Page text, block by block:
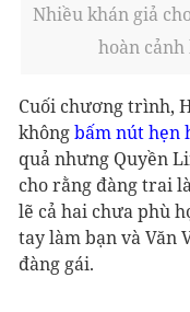
Nhiều khán giả
hoàn
Cuối chương trình,
khôngbấm nút hẹn
quả nhưng Quyền
cho rằng đàng trai
lẽ cả hai chưa phù
tay làm bạn và Văn
đàng gái.